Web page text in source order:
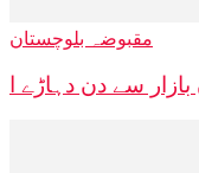
مقبوضہ بلوچستان